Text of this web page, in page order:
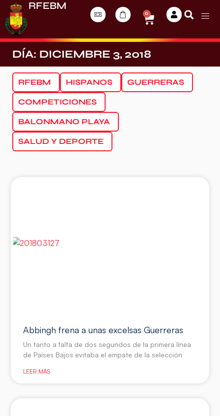
RFEBM
0
DÍA: DICIEMBRE 3, 2018
RFEBM HISPANOS GUERRERAS
COMPETICIONES
BALONMANO PLAYA
SALUD Y DEPORTE
Abbingh frena a unas excelsas Guerreras
Un tanto a falta de dos segundos de la primera línea
de Países Bajos evitaba el empate de la selección
LEER MÁS